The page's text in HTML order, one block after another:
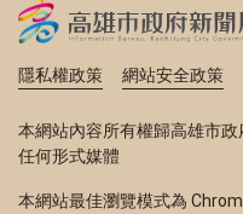
隱私權政策 網站安全政策
本網站內容所有權歸高雄市
任何形式媒體
本網站最佳瀏覽模式為